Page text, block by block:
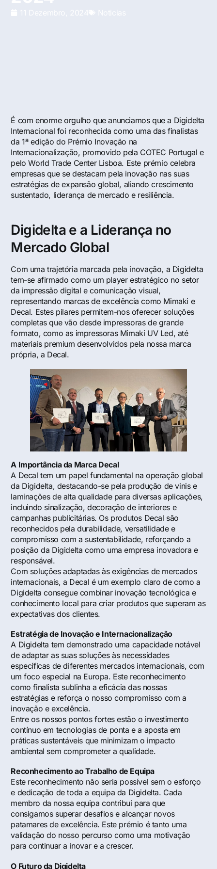
11 Dezembro, 2024 Noticias
É com enorme orgulho que anunciamos que a Digidelta
Internacional foi reconhecida como uma das finalistas
da 1ª edição do Prémio Inovação na
Internacionalização, promovido pela COTEC Portugal e
pelo World Trade Center Lisboa. Este prémio celebra
empresas que se destacam pela inovação nas suas
estratégias de expansão global, aliando crescimento
sustentado, liderança de mercado e resiliência.
Digidelta e a Liderança no
Mercado Global
Com uma trajetória marcada pela inovação, a Digidelta
tem-se afirmado como um player estratégico no setor
da impressão digital e comunicação visual,
representando marcas de excelência como Mimaki e
Decal. Estes pilares permitem-nos oferecer soluções
completas que vão desde impressoras de grande
formato, como as impressoras Mimaki UV Led, até
materiais premium desenvolvidos pela nossa marca
própria, a Decal.
A Importância da Marca Decal
A Decal tem um papel fundamental na operação global
da Digidelta, destacando-se pela produção de vinis e
laminações de alta qualidade para diversas aplicações,
incluindo sinalização, decoração de interiores e
campanhas publicitárias. Os produtos Decal são
reconhecidos pela durabilidade, versatilidade e
compromisso com a sustentabilidade, reforçando a
posição da Digidelta como uma empresa inovadora e
responsável.
Com soluções adaptadas às exigências de mercados
internacionais, a Decal é um exemplo claro de como a
Digidelta consegue combinar inovação tecnológica e
conhecimento local para criar produtos que superam as
expectativas dos clientes.
Estratégia de Inovação e Internacionalização
A Digidelta tem demonstrado uma capacidade notável
de adaptar as suas soluções às necessidades
específicas de diferentes mercados internacionais, com
um foco especial na Europa. Este reconhecimento
como finalista sublinha a eficácia das nossas
estratégias e reforça o nosso compromisso com a
inovação e excelência.
Entre os nossos pontos fortes estão o investimento
contínuo em tecnologias de ponta e a aposta em
práticas sustentáveis que minimizam o impacto
ambiental sem comprometer a qualidade.
Reconhecimento ao Trabalho de Equipa
Este reconhecimento não seria possível sem o esforço
e dedicação de toda a equipa da Digidelta. Cada
membro da nossa equipa contribui para que
consigamos superar desafios e alcançar novos
patamares de excelência. Este prémio é tanto uma
validação do nosso percurso como uma motivação
para continuar a inovar e a crescer.
O Futuro da Digidelta